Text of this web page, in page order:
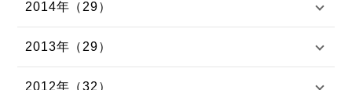
2014年（29）
2013年（29）
2012年（32）